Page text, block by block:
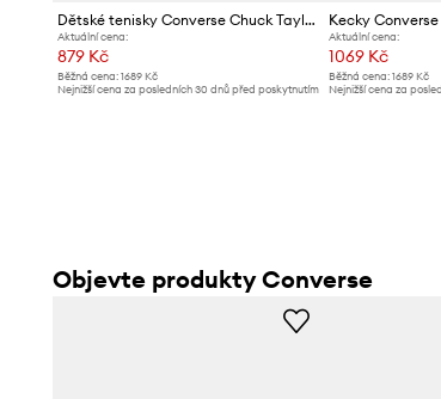
Dětské tenisky Converse Chuck Taylor All Star
Aktuální cena:
879 Kč
Běžná cena: 1689 Kč
Nejnižší cena za posledních 30 dnů před poskytnutím
Aktuální cena:
1069 Kč
Běžná cena:1689 Kč
Nejnižší cena za
Objevte produkty Converse